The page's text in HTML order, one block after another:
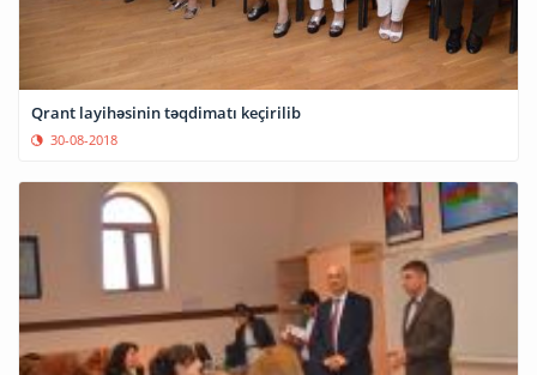
Qrant layihəsinin təqdimatı keçirilib
30-08-2018